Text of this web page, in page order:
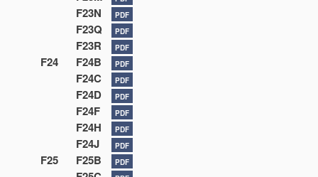
F23N PDF
F23Q PDF
F23R PDF
F24 F24B PDF
F24C PDF
F24D PDF
F24F PDF
F24H PDF
F24J PDF
F25 F25B PDF